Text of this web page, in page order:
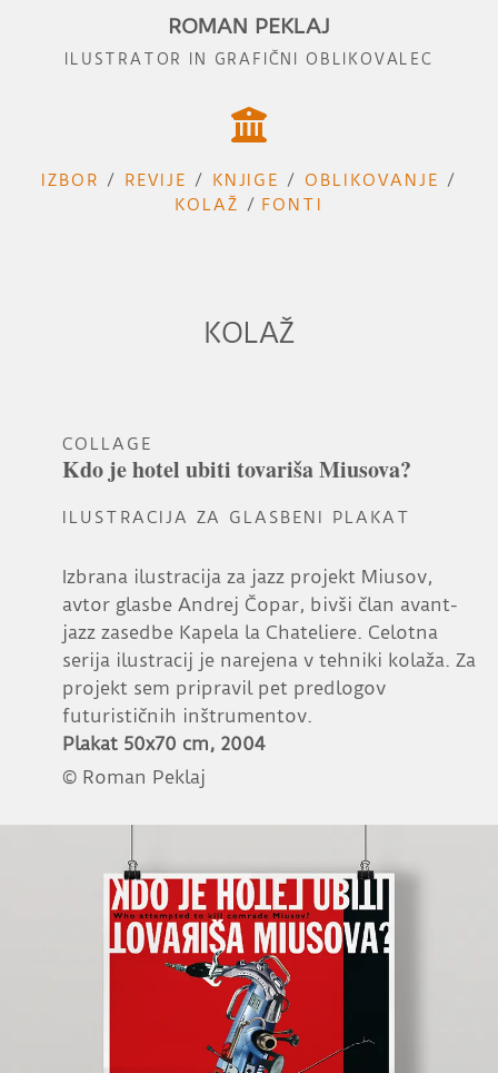
ROMAN PEKLAJ
ILUSTRATOR IN GRAFIČNI OBLIKOVALEC

IZBOR / REVIJE / KNJIGE / OBLIKOVANJE /
KOLAŽ / FONTI
KOLAŽ
COLLAGE
Kdo je hotel ubiti tovariša Miusova?
ILUSTRACIJA ZA GLASBENI PLAKAT
Izbrana ilustracija za jazz projekt Miusov,
avtor glasbe Andrej Čopar, bivši član avant-
jazz zasedbe Kapela la Chateliere. Celotna
serija ilustracij je narejena v tehniki kolaža. Za
projekt sem pripravil pet predlogov
futurističnih inštrumentov.
Plakat 50x70 cm, 2004
© Roman Peklaj